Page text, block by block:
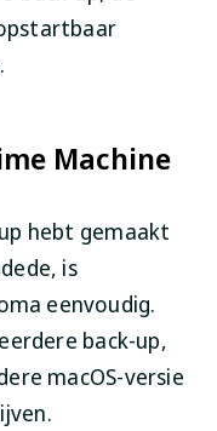
Machine
hebt gemaakt
is
eenvoudig.
back-up,
macOS-versie